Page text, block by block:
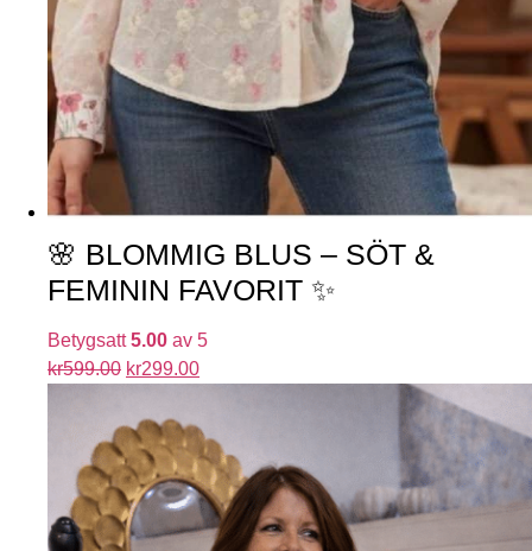
🌸 BLOMMIG BLUS – SÖT &
FEMININ FAVORIT ✨
Betygsatt5.00 av 5
kr599.00 kr299.00